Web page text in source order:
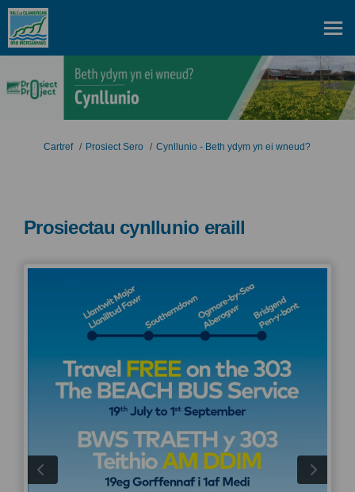
Rydych yma:
Cartref Prosiect Sero Cynllunio - Beth ydym yn ei wneud?
Prosiectau cynllunio eraill